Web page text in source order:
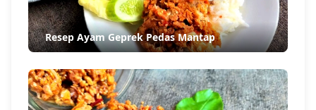
Resep Ayam Geprek Pedas Mantap